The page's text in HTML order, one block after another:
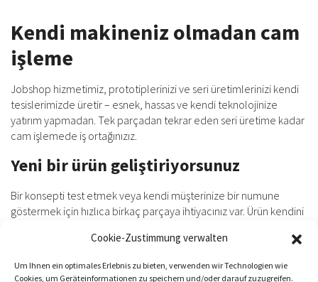
Cookie-Zustimmung verwalten
Um Ihnen ein optimales Erlebnis zu bieten, verwenden wir Technologien wie
Cookies, um Geräteinformationen zu speichern und/oder darauf zuzugreifen.
Kendi makineniz olmadan cam
işleme
Jobshop hizmetimiz, prototiplerinizi ve seri üretimlerinizi kendi
tesislerimizde üretir – esnek, hassas ve kendi teknolojinize
yatırım yapmadan. Tek parçadan tekrar eden seri üretime kadar
cam işlemede iş ortağınızız.
Yeni bir ürün geliştiriyorsunuz
Bir konsepti test etmek veya kendi müşterinize bir numune
göstermek için hızlıca birkaç parçaya ihtiyacınız var. Ürün kendini
değildir. Prototipinizi üretiriz, böylece yatırım riski olmadan